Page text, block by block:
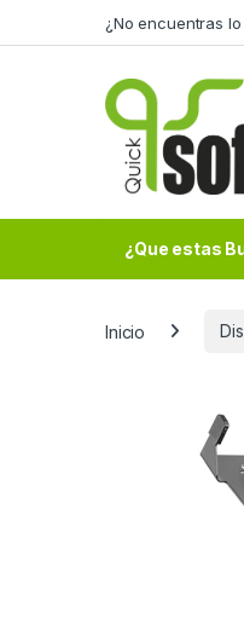
¿No encuentras
¿Que estas
Inicio